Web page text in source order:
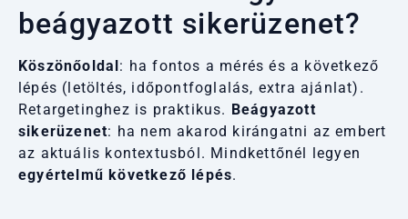
beágyazott sikerüzenet?
Köszönőoldal: ha fontos a mérés és a következő
lépés (letöltés, időpontfoglalás, extra ajánlat).
Retargetinghez is praktikus. Beágyazott
sikerüzenet: ha nem akarod kirángatni az embert
az aktuális kontextusból. Mindkettőnél legyen
egyértelmű következő lépés.